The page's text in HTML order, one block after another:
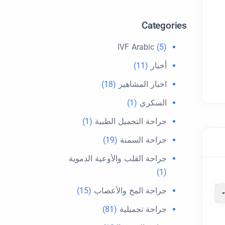
Categories
IVF Arabic (5)
أخبار (11)
اخبار المشاهير (18)
السكري (1)
جراحة التجميل الطبية (1)
جراحة السمنة (19)
جراحة القلب والأوعية الدموية
(1)
جراحة المخ والأعصاب (15)
جراحة تجميلية (81)